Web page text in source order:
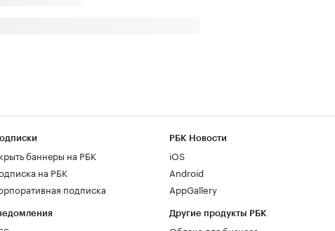
баннеры на РБК
на РБК
подписка
РБК Новости
iOS
Android
AppGallery
Другие продукты РБК